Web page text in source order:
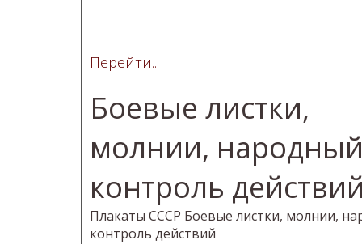
Перейти...
Боевые листки,
молнии,
контроль
Плакаты СССР Боевые листки, молнии,
контроль действий